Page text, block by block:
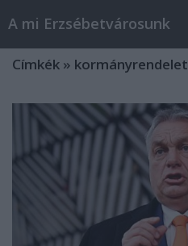
A mi Erzsébetvárosunk
Címkék » kormányrendelet